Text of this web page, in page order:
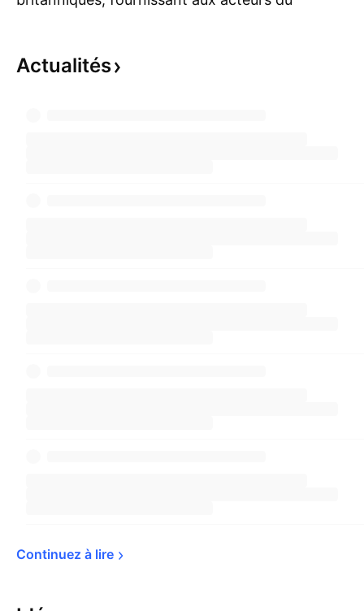
performance de tous les segments de capital et
Actualités
Continuez à lire